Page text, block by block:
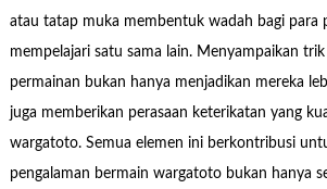
atau tatap muka membentuk wadah bagi para
mempelajari satu sama lain. Menyampaikan
permainan bukan hanya menjadikan mereka
juga memberikan perasaan keterikatan yang
wargatoto. Semua elemen ini berkontribusi
pengalaman bermain wargatoto bukan hanya